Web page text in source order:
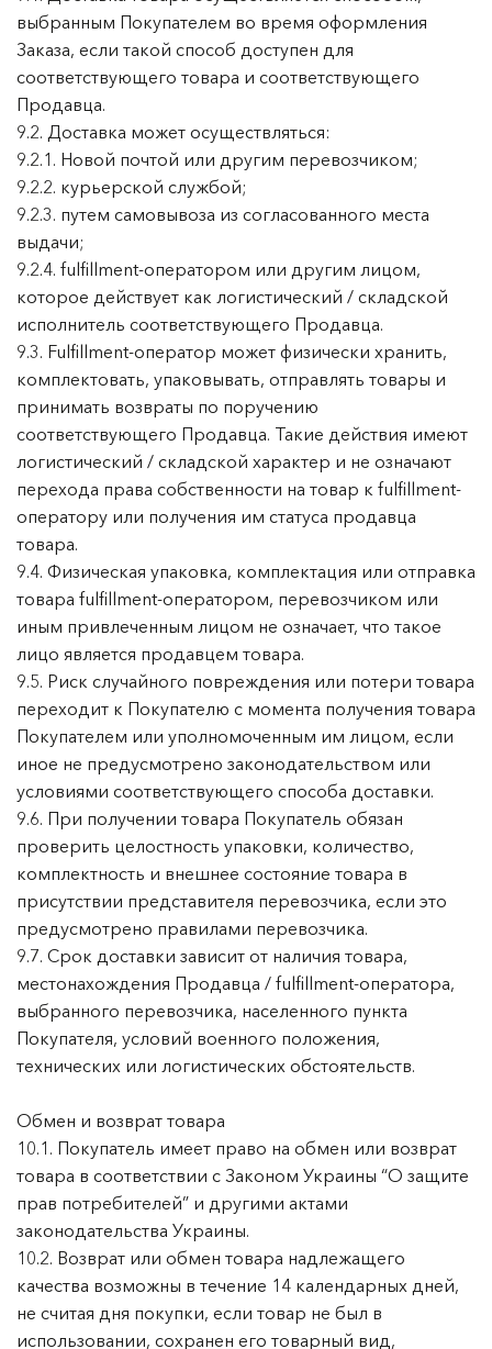
выбранным Покупателем во время оформления
Заказа, если такой способ доступен для
соответствующего товара и соответствующего
Продавца.
9.2. Доставка может осуществляться:
9.2.1. Новой почтой или другим перевозчиком;
9.2.2. курьерской службой;
9.2.3. путем самовывоза из согласованного места
выдачи;
9.2.4. fulfillment-оператором или другим лицом,
которое действует как логистический / складской
исполнитель соответствующего Продавца.
9.3. Fulfillment-оператор может физически хранить,
комплектовать, упаковывать, отправлять товары и
принимать возвраты по поручению
соответствующего Продавца. Такие действия имеют
логистический / складской характер и не означают
перехода права собственности на товар к fulfillment-
оператору или получения им статуса продавца
товара.
9.4. Физическая упаковка, комплектация или отправка
товара fulfillment-оператором, перевозчиком или
иным привлеченным лицом не означает, что такое
лицо является продавцем товара.
9.5. Риск случайного повреждения или потери товара
переходит к Покупателю с момента получения товара
Покупателем или уполномоченным им лицом, если
иное не предусмотрено законодательством или
условиями соответствующего способа доставки.
9.6. При получении товара Покупатель обязан
проверить целостность упаковки, количество,
комплектность и внешнее состояние товара в
присутствии представителя перевозчика, если это
предусмотрено правилами перевозчика.
9.7. Срок доставки зависит от наличия товара,
местонахождения Продавца / fulfillment-оператора,
выбранного перевозчика, населенного пункта
Покупателя, условий военного положения,
технических или логистических обстоятельств.
Обмен и возврат товара
10.1. Покупатель имеет право на обмен или возврат
товара в соответствии с Законом Украины “О защите
прав потребителей” и другими актами
законодательства Украины.
10.2. Возврат или обмен товара надлежащего
качества возможны в течение 14 календарных дней,
не считая дня покупки, если товар не был в
использовании, сохранен его товарный вид,